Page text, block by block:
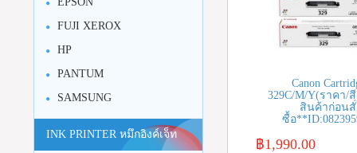
Canon
329C/M/Y(ราคา/
สินค้าก่อนสั่
ซื้อ
฿1,990.00
FUJI XEROX
HP
PANTUM
SAMSUNG
INK PRINTER หมึกอิงค์เจ็ท